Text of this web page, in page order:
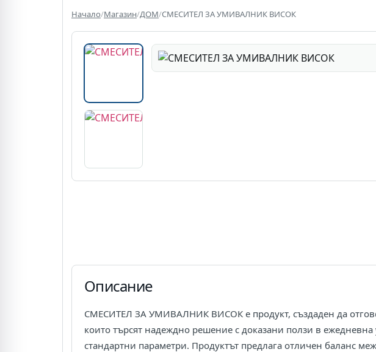
Начало/Магазин/ДОМ/СМЕСИТЕЛ ЗА УМИВАЛНИК ВИСОК
Описание
СМЕСИТЕЛ ЗА УМИВАЛНИК ВИСОК е продукт, създаден да
които търсят надеждно решение с доказани ползи в
стандартни параметри. Продуктът предлага отличен баланс